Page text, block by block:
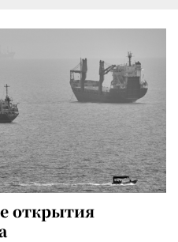
открытия